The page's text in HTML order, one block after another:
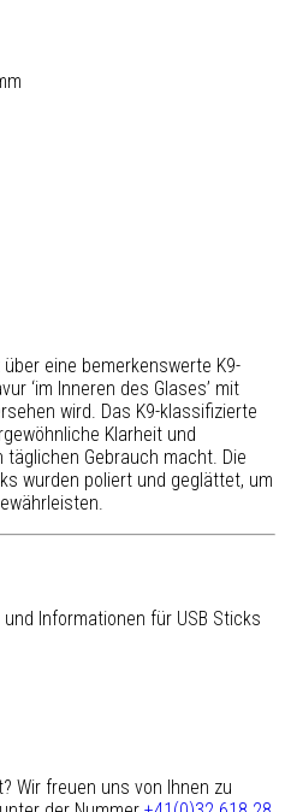
eine bemerkenswerte K9-
‘im Inneren des Glases’ mit
wird. Das K9-klassifizierte
Klarheit und
Gebrauch macht. Die
wurden poliert und geglättet, um
Informationen für USB Sticks
Wir freuen uns von Ihnen zu